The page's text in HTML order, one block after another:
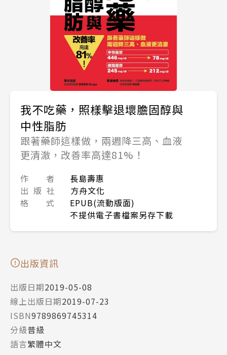
我不吃藥，照樣擊退壞膽固醇與
中性脂肪
跟著藥師這樣做，兩週降三高、血液
更清澈，改善率高達81%！
作 者
長島壽惠
出 版 社
方舟文化
格 式
EPUB(流動版面)
不提供電子書檔案另存下載
出版資訊
出版日期2019-05-08
線上出版日期2019-07-23
ISBN9789869745314
分級普級
語言繁體中文